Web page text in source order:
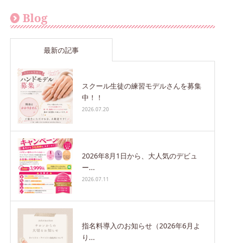
Blog
最新の記事
スクール生徒の練習モデルさんを募集
中！！
2026.07.20
2026年8月1日から、大人気のデビュ
ー...
2026.07.11
指名料導入のお知らせ（2026年6月よ
り...